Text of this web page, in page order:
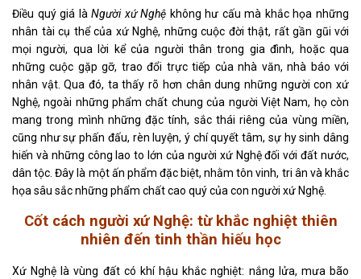
Điều quý giá làNgười xứ Nghệ không hư cấu mà khắc họa những
nhân tài cụ thể của xứ Nghệ, những cuộc đời thật, rất gần gũi với
mọi người, qua lời kể của người thân trong gia đình, hoặc qua
những cuộc gặp gỡ, trao đổi trực tiếp của nhà văn, nhà báo với
nhân vật. Qua đó, ta thấy rõ hơn chân dung những người con xứ
Nghệ, ngoài những phẩm chất chung của người Việt Nam, họ còn
mang trong mình những đặc tính, sắc thái riêng của vùng miền,
cũng như sự phấn đấu, rèn luyện, ý chí quyết tâm, sự hy sinh dâng
hiến và những công lao to lớn của người xứ Nghệ đối với đất nước,
dân tộc. Đây là một ấn phẩm đặc biệt, nhằm tôn vinh, tri ân và khắc
họa sâu sắc những phẩm chất cao quý của con người xứ Nghệ.
Cốt cách người xứ Nghệ: từ khắc nghiệt thiên
nhiên đến tinh thần hiếu học
Xứ Nghệ là vùng đất có khí hậu khắc nghiệt: nắng lửa, mưa bão